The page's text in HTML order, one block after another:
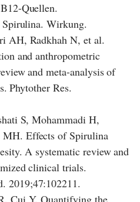
Quellen.
Wirkung.
AH, Radkhah N, et al.
and anthropometric
and meta-analysis of
Phytother Res.
S, Mohammadi H,
Effects of Spirulina
A systematic review and
clinical trials.
2019;47:102211.